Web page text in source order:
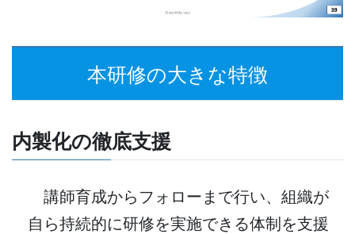
本研修の大きな特徴
内製化の徹底支援
講師育成からフォローまで行い、組織が
自ら持続的に研修を実施できる体制を支援